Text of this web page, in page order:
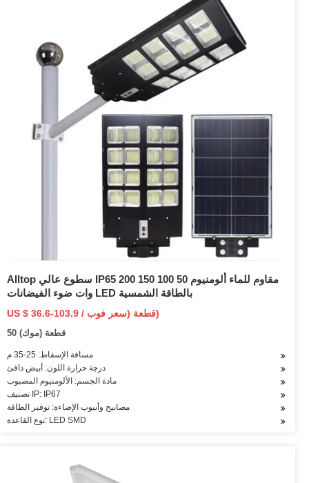
Alltop سطوع عالي IP65 مقاوم للماء ألومنيوم 50 100 150 200
وات ضوء الفيضانات LED بالطاقة الشمسية
US $ 36.6-103.9 / قطعة (سعر فوب)
50 قطعة (موك)
مسافة الإسقاط: 25-35 م
درجة حرارة اللون: أبيض دافئ
مادة الجسم: الألومنيوم المصبوب
تصنيف IP: IP67
مصابيح وأنبوب الإضاءة: توفير الطاقة
نوع القاعدة: LED SMD